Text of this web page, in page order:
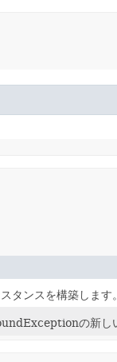
ンスを構築します。
の新し